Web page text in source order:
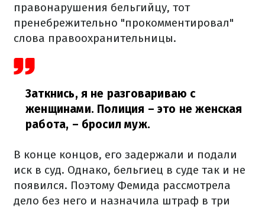
правонарушения бельгийцу, тот
пренебрежительно "прокомментировал"
слова правоохранительницы.
Заткнись, я не разговариваю с
женщинами. Полиция – это не женская
работа, – бросил муж.
В конце концов, его задержали и подали
иск в суд. Однако, бельгиец в суде так и не
появился. Поэтому Фемида рассмотрела
дело без него и назначила штраф в три